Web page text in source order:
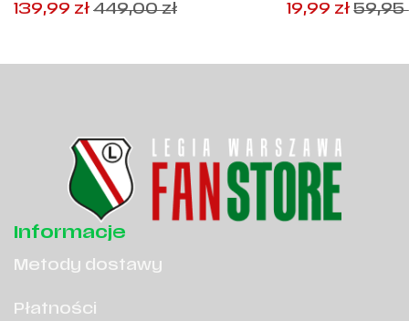
Pierwotna
Aktualna
139,99 zł 449,00zł
Pierwotna
Aktualna
19,99 zł 59,95
Informacje
Metody dostawy
Płatności